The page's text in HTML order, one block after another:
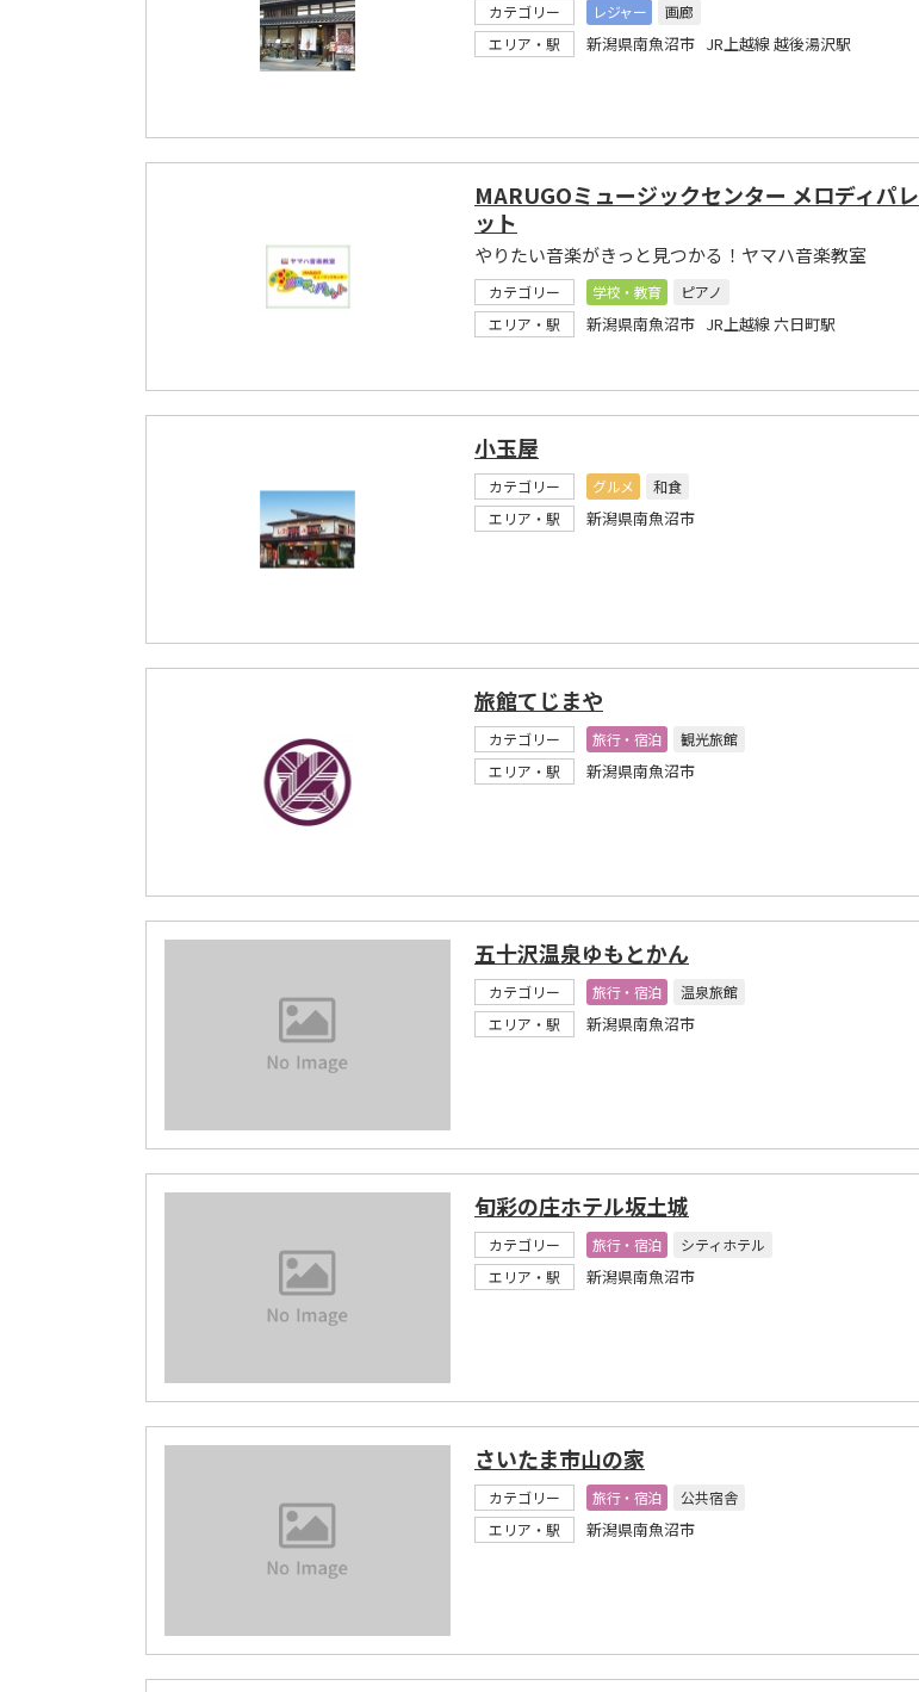
カテゴリー レジャー
画廊
エリア・駅
新潟県南魚沼市 JR上越線 越後湯沢駅
MARUGOミュージックセンター メロディパレ
ット
やりたい音楽がきっと見つかる！ヤマハ音楽教室
カテゴリー 学校・教育
ピアノ
エリア・駅
新潟県南魚沼市 JR上越線 六日町駅
小玉屋
カテゴリー グルメ
和食
エリア・駅
新潟県南魚沼市
旅館てじまや
カテゴリー 旅行・宿泊
観光旅館
エリア・駅
新潟県南魚沼市
五十沢温泉ゆもとかん
カテゴリー 旅行・宿泊
温泉旅館
エリア・駅
新潟県南魚沼市
旬彩の庄ホテル坂土城
カテゴリー 旅行・宿泊
シティホテル
エリア・駅
新潟県南魚沼市
さいたま市山の家
カテゴリー 旅行・宿泊
公共宿舎
エリア・駅
新潟県南魚沼市